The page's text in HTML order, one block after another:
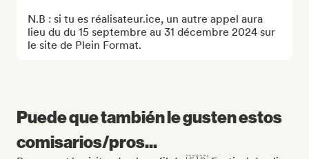
N.B : si tu es réalisateur.ice, un autre appel aura
lieu du du 15 septembre au 31 décembre 2024 sur
le site de Plein Format.
Puede que también le gusten estos
comisarios/pros...